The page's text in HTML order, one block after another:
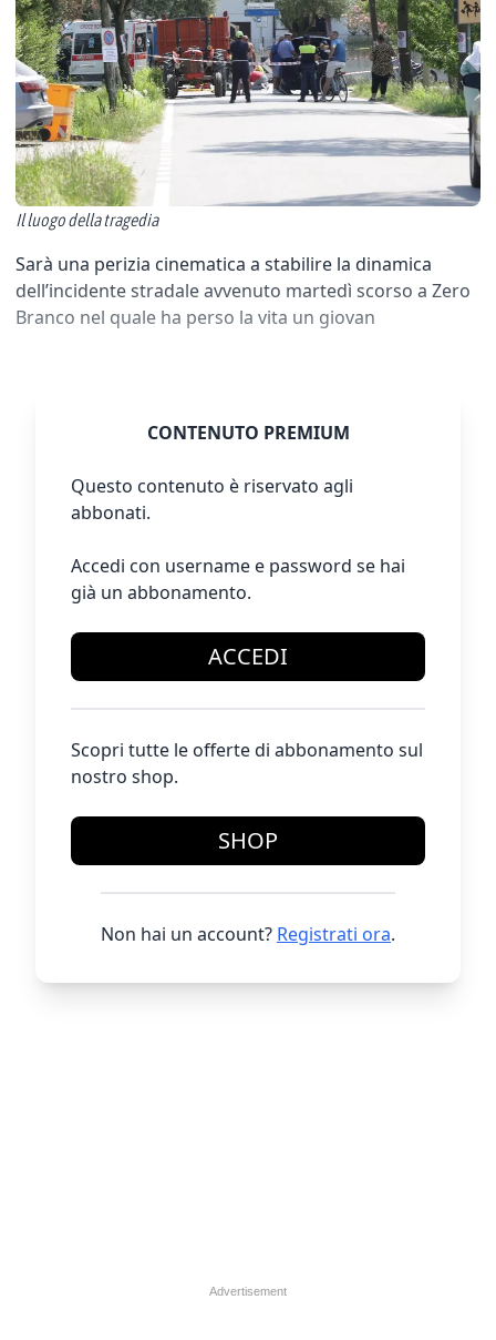
Il luogo della tragedia
Sarà una perizia cinematica a stabilire la dinamica
dell’incidente stradale avvenuto martedì scorso a Zero
Branco nel quale ha perso la vita un giovan
CONTENUTO PREMIUM
Questo contenuto è riservato agli
abbonati.
Accedi con username e password se hai
già un abbonamento.
ACCEDI
Scopri tutte le offerte di abbonamento sul
nostro shop.
SHOP
Non hai un account? Registrati ora.